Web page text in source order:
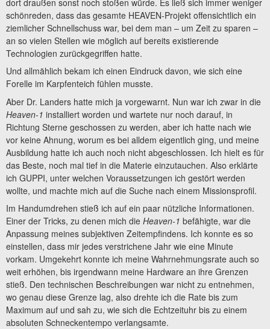
schönreden, dass das gesamte HEAVEN-Projekt offensichtlich ein
ziemlicher Schnellschuss war, bei dem man – um Zeit zu sparen –
an so vielen Stellen wie möglich auf bereits existierende
Technologien zurückgegriffen hatte.
Und allmählich bekam ich einen Eindruck davon, wie sich eine
Forelle im Karpfenteich fühlen musste.
Aber Dr. Landers hatte mich ja vorgewarnt. Nun war ich zwar in die
Heaven-1 installiert worden und wartete nur noch darauf, in
Richtung Sterne geschossen zu werden, aber ich hatte nach wie
vor keine Ahnung, worum es bei alldem eigentlich ging, und meine
Ausbildung hatte ich auch noch nicht abgeschlossen. Ich hielt es für
das Beste, noch mal tief in die Materie einzutauchen. Also erklärte
ich GUPPI, unter welchen Voraussetzungen ich gestört werden
wollte, und machte mich auf die Suche nach einem Missionsprofil.
Im Handumdrehen stieß ich auf ein paar nützliche Informationen.
Einer der Tricks, zu denen mich die Heaven-1 befähigte, war die
Anpassung meines subjektiven Zeitempfindens. Ich konnte es so
einstellen, dass mir jedes verstrichene Jahr wie eine Minute
vorkam. Umgekehrt konnte ich meine Wahrnehmungsrate auch so
weit erhöhen, bis irgendwann meine Hardware an ihre Grenzen
stieß. Den technischen Beschreibungen war nicht zu entnehmen,
wo genau diese Grenze lag, also drehte ich die Rate bis zum
Maximum auf und sah zu, wie sich die Echtzeituhr bis zu einem
absoluten Schneckentempo verlangsamte.